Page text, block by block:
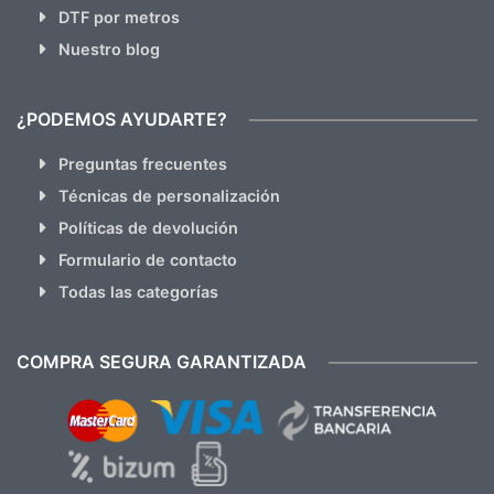
DTF por metros
Nuestro blog
¿PODEMOS AYUDARTE?
Preguntas frecuentes
Técnicas de personalización
Políticas de devolución
Formulario de contacto
Todas las categorías
COMPRA SEGURA GARANTIZADA